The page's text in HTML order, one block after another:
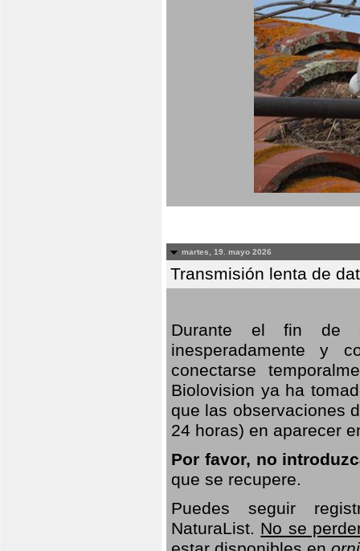
martes, 19. mayo 2026
Transmisión lenta de
Durante el fin de
inesperadamente y
conectarse
Biolovision ya ha
que las observaciones
24 horas) en aparecer
Por favor, no
que se recupere.
Puedes seguir
NaturaList. No se